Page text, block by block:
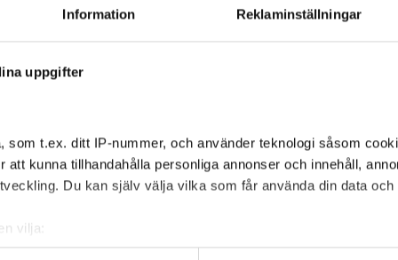
Information Reklaminställningar
uppgifter
som t.ex. ditt IP-nummer, och använder teknologi såsom
att kunna tillhandahålla personliga annonser och innehåll,
Du kan själv välja vilka som får använda din data
vilja:
din geografiska plats som kan ha en noggrannhet på upp till
staden.
2026, med möjlighet till förlängning om
upplägg som den första bastun i
svart.